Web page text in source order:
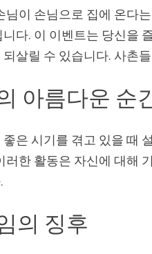
님이 손님으로 집에 온다
다. 이 이벤트는 당신을
되살릴 수 있습니다. 사촌
아름다운 순
좋은 시기를 겪고 있을 때
러한 활동은 자신에 대해
의 징후